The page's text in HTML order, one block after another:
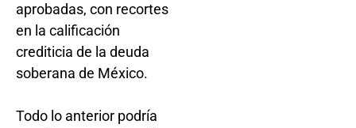
aprobadas, con recortes
en la calificación
crediticia de la deuda
soberana de México.
Todo lo anterior podría